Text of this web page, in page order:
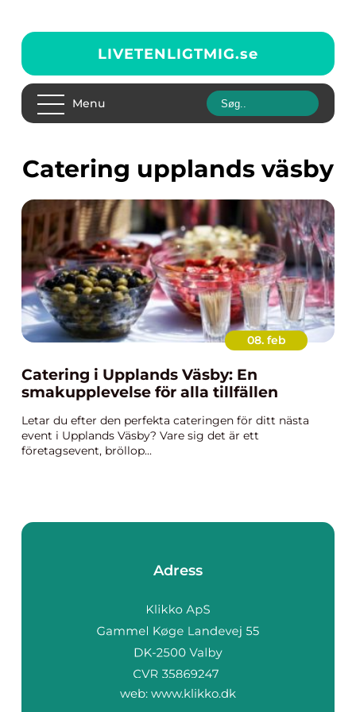
LIVETENLIGTMIG.se
Menu
Catering upplands väsby
08. feb
Catering i Upplands Väsby: En
smakupplevelse för alla tillfällen
Letar du efter den perfekta cateringen för ditt nästa
event i Upplands Väsby? Vare sig det är ett
företagsevent, bröllop...
Adress
web: www.klikko.dk